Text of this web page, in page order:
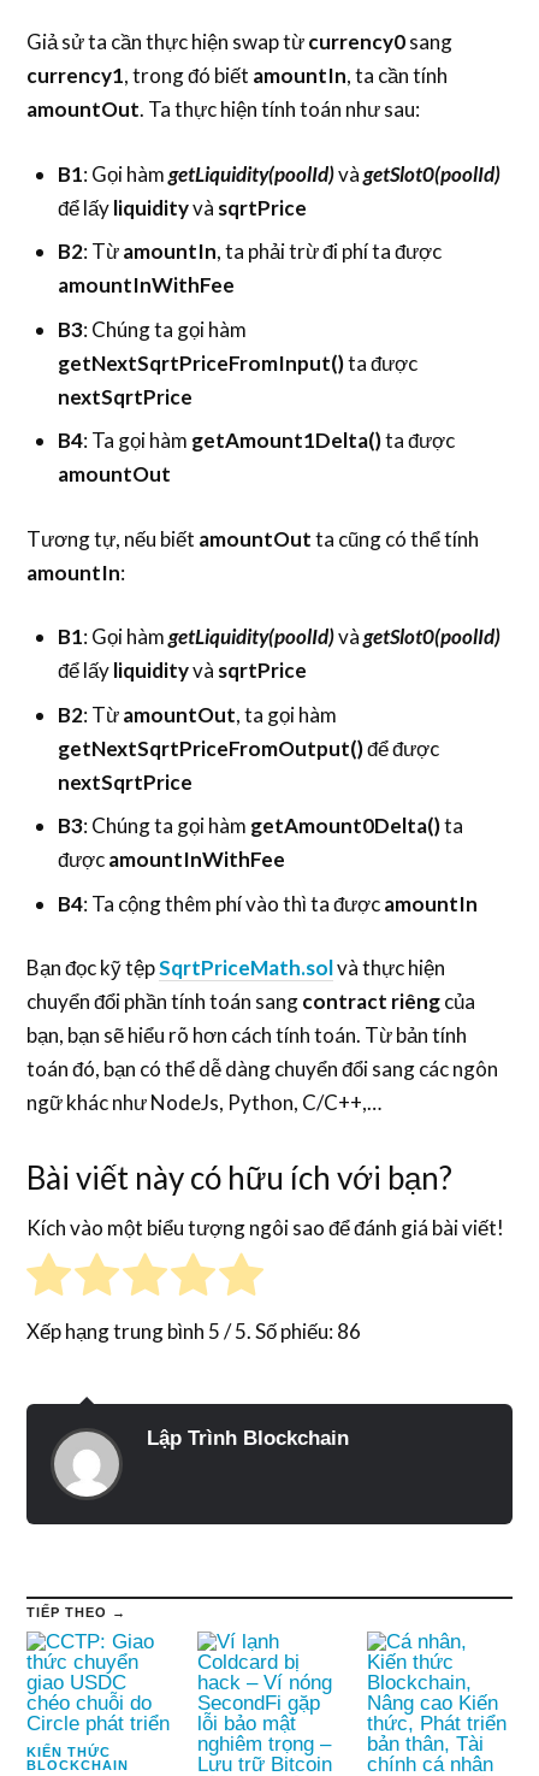
Giả sử ta cần thực hiện swap từcurrency0sang
currency1, trong đó biết amountIn, ta cần tính
amountOut. Ta thực hiện tính toán như sau:
B1: Gọi hàmgetLiquidity(poolId)vàgetSlot0(poolId)
để lấyliquidityvà sqrtPrice
B2: TừamountIn, ta phải trừ đi phí ta được
amountInWithFee
B3: Chúng ta gọi hàm
getNextSqrtPriceFromInput()ta được
nextSqrtPrice
B4: Ta gọi hàm getAmount1Delta()ta được
amountOut
Tương tự, nếu biết amountOutta cũng có thể tính
amountIn:
B1: Gọi hàmgetLiquidity(poolId)vàgetSlot0(poolId)
để lấyliquidityvà sqrtPrice
B2: TừamountOut, ta gọi hàm
getNextSqrtPriceFromOutput()để được
nextSqrtPrice
B3: Chúng ta gọi hàm getAmount0Delta()ta
đượcamountInWithFee
B4: Ta cộng thêm phí vào thì ta đượcamountIn
Bạn đọc kỹ tệpSqrtPriceMath.solvà thực hiện
chuyển đổi phần tính toán sangcontract riêngcủa
bạn, bạn sẽ hiểu rõ hơn cách tính toán. Từ bản tính
toán đó, bạn có thể dễ dàng chuyển đổi sang các ngôn
ngữ khác như NodeJs, Python, C/C++,…
Bài viết này có hữu ích với bạn?
Kích vào một biểu tượng ngôi sao để đánh giá bài viết!
Xếp hạng trung bình 5/ 5. Số phiếu:86
Lập Trình Blockchain
TIẾP THEO →
KIẾN THỨC
BLOCKCHAIN